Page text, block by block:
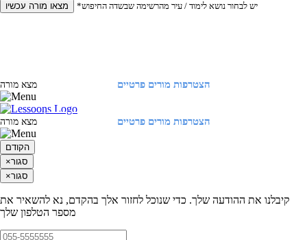
מצאו מורה עכשיו *יש לבחור נושא לימוד / עיר מהרשימה שבשדה החיפוש
הצטרפות מורים פרטיים מצא מורה
הצטרפות מורים פרטיים מצא מורה
הקודם
×סגור
×סגור
קיבלנו את ההודעה שלך. כדי שנוכל לחזור אלך בהקדם, נא להשאיר את
מספר הטלפון שלך